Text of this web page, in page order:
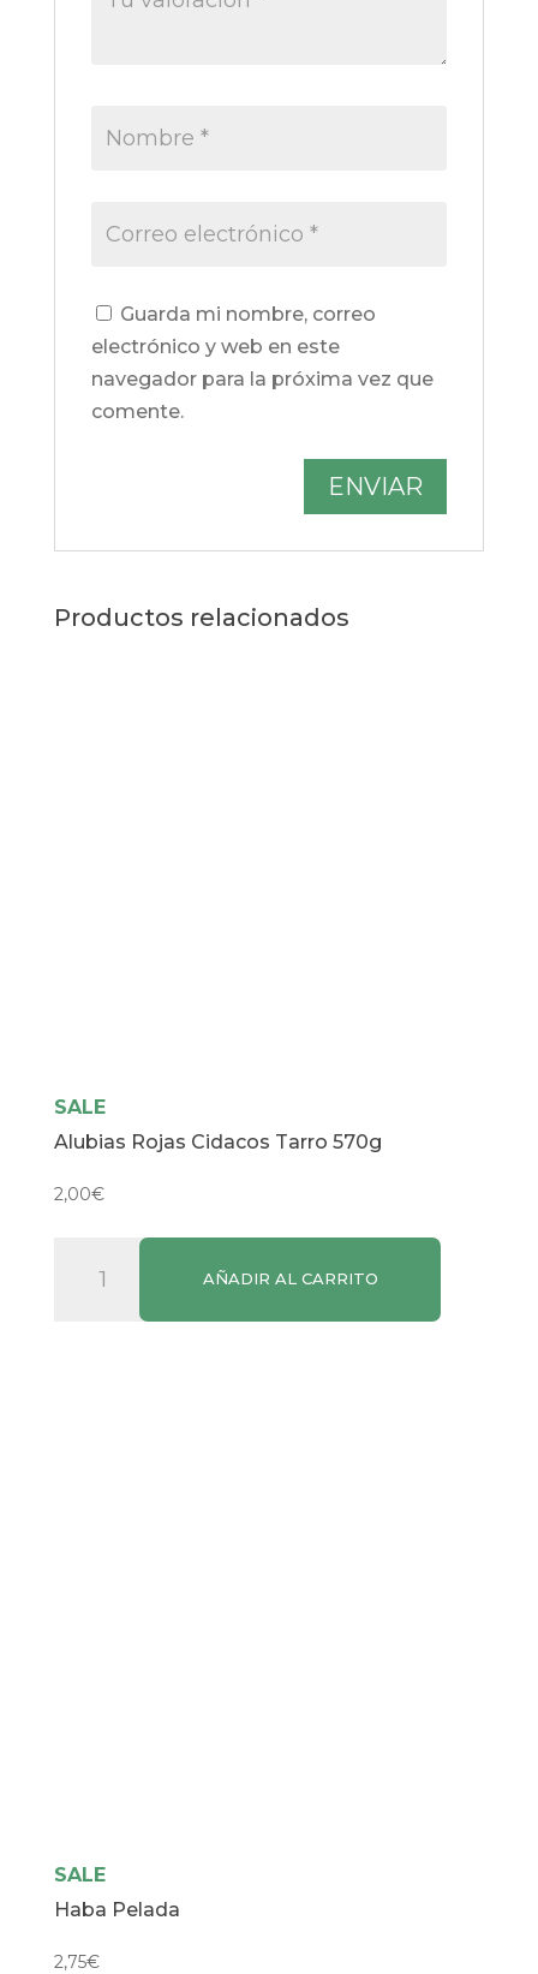
Guarda mi nombre, correo
electrónico y web en este
navegador para la próxima vez que
comente.
Productos relacionados
SALE
Alubias Rojas Cidacos Tarro 570g
2,00€
Rojas
AÑADIR AL CARRITO
SALE
Haba Pelada
2,75€